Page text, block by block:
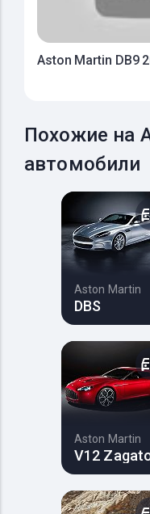
Aston Martin DB9
Похожие на
автомобили
Aston Martin
DBS
Aston Martin
V12